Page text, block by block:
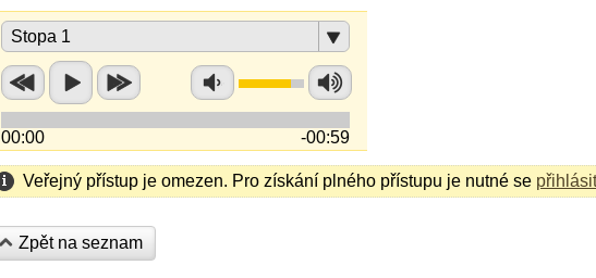
Stopa 1
00:00 -00:59
Veřejný přístup je omezen. Pro získání plného přístupu je nutné se přihlásit
Zpět na seznam